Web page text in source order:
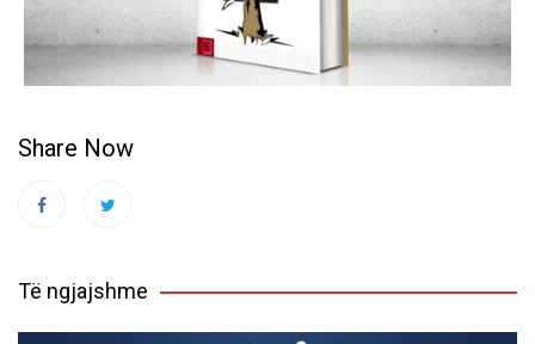
Share Now
Të ngjajshme